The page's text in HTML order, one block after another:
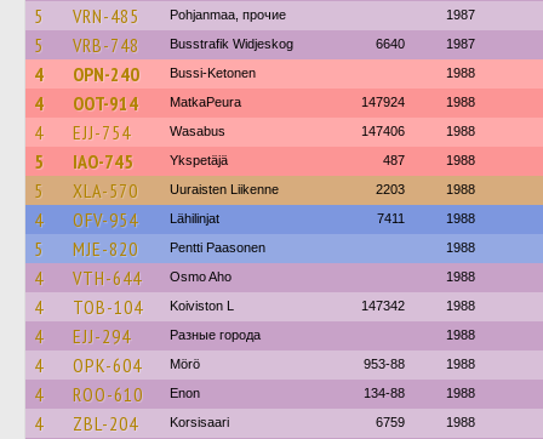
5 VRN-485 Pohjanmaa, прочие 1987
5 VRB-748 Busstrafik Widjeskog 6640 1987
4 OPN-240 Bussi-Ketonen 1988
4 OOT-914 MatkaPeura 147924 1988
4 EJJ-754 Wasabus 147406 1988
5 IAO-745 Ykspetäjä 487 1988
5 XLA-570 Uuraisten Liikenne 2203 1988
4 OFV-954 Lähilinjat 7411 1988
5 MJE-820 Pentti Paasonen 1988
4 VTH-644 Osmo Aho 1988
4 TOB-104 Koiviston L 147342 1988
4 EJJ-294 Разные города 1988
4 OPK-604 Mörö 953-88 1988
4 ROO-610 Enon 134-88 1988
4 ZBL-204 Korsisaari 6759 1988